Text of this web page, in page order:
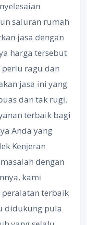
saluran rumah
jasa dengan
harga tersebut
ragu dan
jasa ini yang
dan tak rugi.
terbaik bagi
Anda yang
Kenjeran
dengan
kami
terbaik
didukung pula